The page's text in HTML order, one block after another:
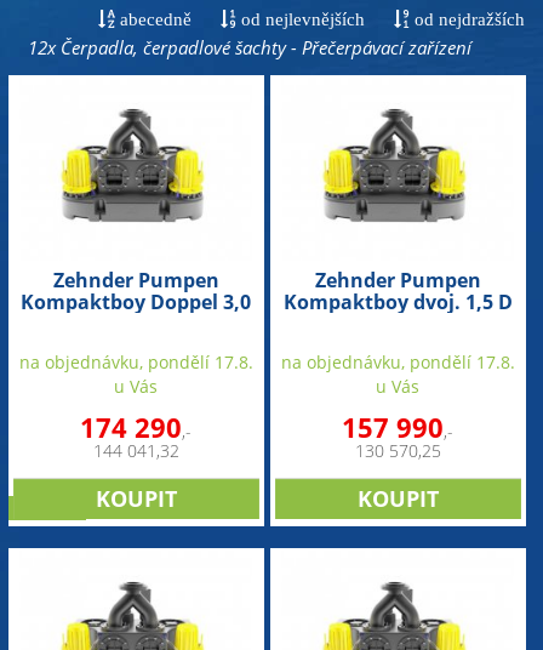
abecedně od nejlevnějších od nejdražších
12x Čerpadla, čerpadlové šachty - Přečerpávací zařízení
Zehnder Pumpen
Kompaktboy Doppel 3,0
vodu)
na objednávku, pondělí 17.8.
u Vás
174 290,-
144 041,32
Zehnder Pumpen
Kompaktboy dvoj. 1,5 D
vodu)
na objednávku, pondělí 17.8.
u Vás
157 990,-
130 570,25